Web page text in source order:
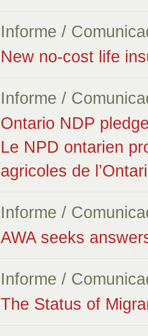
Informe /
New no-cost life
Informe /
Ontario NDP
Le NPD ontarien
agricoles de
Informe /
AWA seeks
Informe /
The Status of